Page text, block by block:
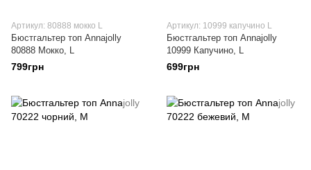
Артикул: 80888 мокко L
Бюстгальтер топ Annajolly
80888 Мокко, L
799грн
Артикул: 10999 капучино L
Бюстгальтер топ Annajolly
10999 Капучино, L
699грн